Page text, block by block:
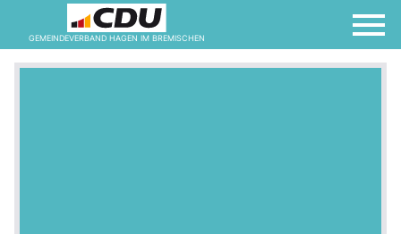
GEMEINDEVERBAND HAGEN IM BREMISCHEN